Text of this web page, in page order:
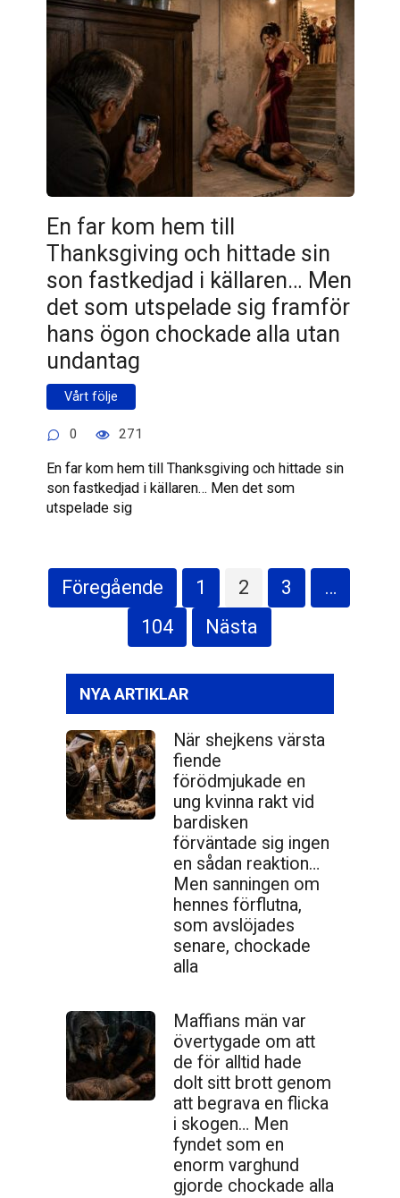
En far kom hem till
Thanksgiving och hittade sin
son fastkedjad i källaren… Men
det som utspelade sig framför
hans ögon chockade alla utan
undantag
Vårt följe
0 271
En far kom hem till Thanksgiving och hittade sin
son fastkedjad i källaren… Men det som
utspelade sig
Sidnumrering
Föregående 1 2 3
…
104
Nästa
NYA ARTIKLAR
När shejkens värsta
fiende
förödmjukade en
ung kvinna rakt vid
bardisken
förväntade sig ingen
en sådan reaktion…
Men sanningen om
hennes förflutna,
som avslöjades
senare, chockade
alla
Maffians män var
övertygade om att
de för alltid hade
dolt sitt brott genom
att begrava en flicka
i skogen… Men
fyndet som en
enorm varghund
gjorde chockade alla